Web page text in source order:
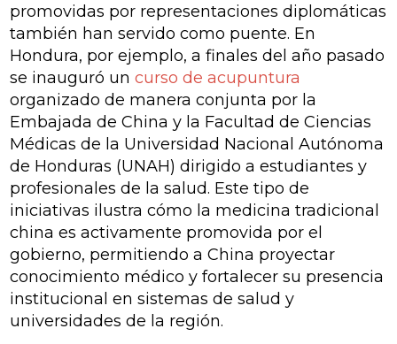
promovidas por representaciones diplomáticas
también han servido como puente. En
Hondura, por ejemplo, a finales del año pasado
se inauguró uncurso de acupuntura
organizado de manera conjunta por la
Embajada de China y la Facultad de Ciencias
Médicas de la Universidad Nacional Autónoma
de Honduras (UNAH) dirigido a estudiantes y
profesionales de la salud. Este tipo de
iniciativas ilustra cómo la medicina tradicional
china es activamente promovida por el
gobierno, permitiendo a China proyectar
conocimiento médico y fortalecer su presencia
institucional en sistemas de salud y
universidades de la región.